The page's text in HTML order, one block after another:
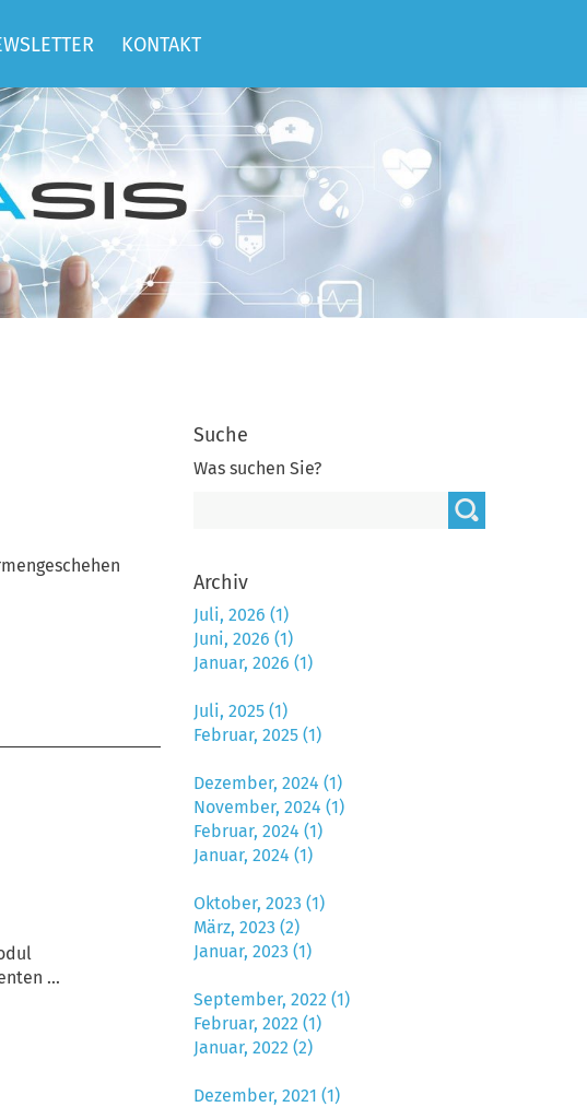
KONTAKT
...
Suche
Was suchen Sie?
Archiv
Juli, 2026 (1)
Juni, 2026 (1)
Januar, 2026 (1)
Juli, 2025 (1)
Februar, 2025 (1)
Dezember, 2024 (1)
November, 2024 (1)
Februar, 2024 (1)
Januar, 2024 (1)
Oktober, 2023 (1)
März, 2023 (2)
Januar, 2023 (1)
September, 2022 (1)
Februar, 2022 (1)
Januar, 2022 (2)
Dezember, 2021 (1)